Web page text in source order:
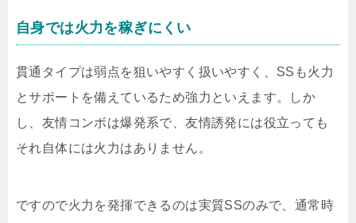
自身では火力を稼ぎにくい
貫通タイプは弱点を狙いやすく扱いやすく、SSも火力
とサポートを備えているため強力といえます。しか
し、友情コンボは爆発系で、友情誘発には役立っても
それ自体には火力はありません。
ですので火力を発揮できるのは実質SSのみで、通常時